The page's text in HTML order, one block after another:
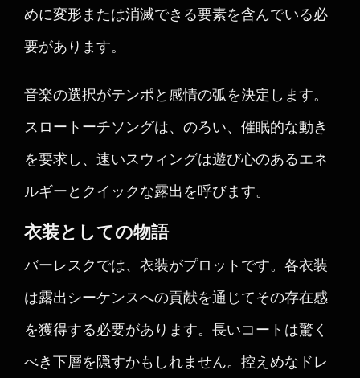
めに変形または消滅できる要素を含んでいる必
要があります。
音楽の選択がテンポと感情の弧を決定します。
スロートーチソングは、のろい、催眠的な動き
を要求し、速いスウィングは遊び心のあるエネ
ルギーとクイックな露出を呼びます。
衣装としての物語
バーレスクでは、衣装がプロットです。各衣装
は露出シーケンスへの貢献を通じてその存在感
を獲得する必要があります。長いコートは驚く
べき下層を隠すかもしれません。控えめなドレ